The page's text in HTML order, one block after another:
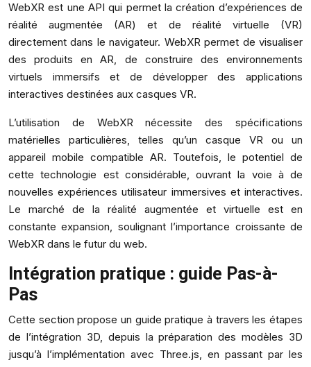
WebXR est une API qui permet la création d’expériences de
réalité augmentée (AR) et de réalité virtuelle (VR)
directement dans le navigateur. WebXR permet de visualiser
des produits en AR, de construire des environnements
virtuels immersifs et de développer des applications
interactives destinées aux casques VR.
L’utilisation de WebXR nécessite des spécifications
matérielles particulières, telles qu’un casque VR ou un
appareil mobile compatible AR. Toutefois, le potentiel de
cette technologie est considérable, ouvrant la voie à de
nouvelles expériences utilisateur immersives et interactives.
Le marché de la réalité augmentée et virtuelle est en
constante expansion, soulignant l’importance croissante de
WebXR dans le futur du web.
Intégration pratique : guide Pas-à-
Pas
Cette section propose un guide pratique à travers les étapes
de l’intégration 3D, depuis la préparation des modèles 3D
jusqu’à l’implémentation avec Three.js, en passant par les